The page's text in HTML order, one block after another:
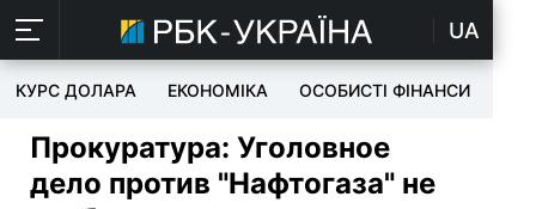
UA
КУРС ДОЛАРА ЕКОНОМІКА ОСОБИСТІ ФІНАНСИ
Прокуратура: Уголовное
дело против "Нафтогаза" не